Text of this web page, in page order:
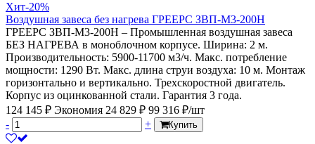
Хит-20%
Воздушная завеса без нагрева ГРЕЕРС ЗВП-М3-200Н
ГРЕЕРС ЗВП-М3-200Н – Промышленная воздушная завеса
БЕЗ НАГРЕВА в моноблочном корпусе. Ширина: 2 м.
Производительность: 5900-11700 м3/ч. Макс. потребление
мощности: 1290 Вт. Макс. длина струи воздуха: 10 м. Монтаж
горизонтально и вертикально. Трехскоростной двигатель.
Корпус из оцинкованной стали. Гарантия 3 года.
124 145 ₽ Экономия 24 829 ₽ 99 316 ₽/шт
-
+ Купить